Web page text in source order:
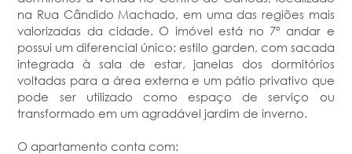
na Rua Cândido Machado, em uma das regiões mais
valorizadas da cidade. O imóvel está no 7º andar e
possui um diferencial único: estilo garden, com sacada
integrada à sala de estar, janelas dos dormitórios
voltadas para a área externa e um pátio privativo que
pode ser utilizado como espaço de serviço ou
transformado em um agradável jardim de inverno.
O apartamento conta com: